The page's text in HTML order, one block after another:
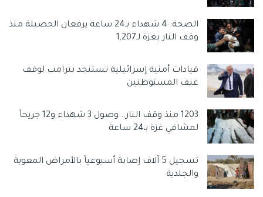
الإزالة».
بتهمة احتيال فني على الإنترنت بقيمة 850 ألف دولار في
الكاميرون التي أغلقت السلطات فيها موقعين على الشبكة
المظلمة.
وتمخضت العملية أيضًا اعتقال شخص بتهمة الاحتيال على
ضحية غامبية في نيجيريا، واعتقال شخصين على صلة بحيل على
خلال تدابير وشراكات استباقية في غامبيا.
الصحة: 4 شهداء بـ24 ساعة يرفعان الحصيلة منذ
وقف النار بغزة لـ1,207
قيادات أمنية إسرائيلية تستنجد بترامب لوقف
عنف المستوطنين
1203 منذ وقف النار.. وصول 3 شهداء و12 جريحاً
لمشافي غزة بـ24 ساعة
تسجيل 5 آلاف إصابة أسبوعياً بالأمراض المعوية
والجلدية